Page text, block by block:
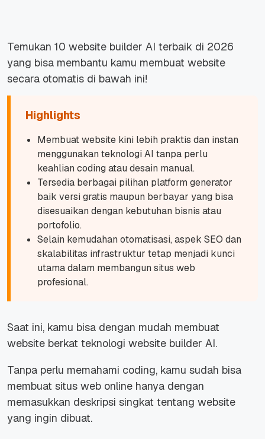
Temukan 10 website builder AI terbaik di 2026
yang bisa membantu kamu membuat website
secara otomatis di bawah ini!
Highlights
Membuat website kini lebih praktis dan instan
menggunakan teknologi AI tanpa perlu
keahlian coding atau desain manual.
Tersedia berbagai pilihan platform generator
baik versi gratis maupun berbayar yang bisa
disesuaikan dengan kebutuhan bisnis atau
portofolio.
Selain kemudahan otomatisasi, aspek SEO dan
skalabilitas infrastruktur tetap menjadi kunci
utama dalam membangun situs web
profesional.
Saat ini, kamu bisa dengan mudah membuat
website berkat teknologi website builder AI.
Tanpa perlu memahami coding, kamu sudah bisa
membuat situs web online hanya dengan
memasukkan deskripsi singkat tentang website
yang ingin dibuat.